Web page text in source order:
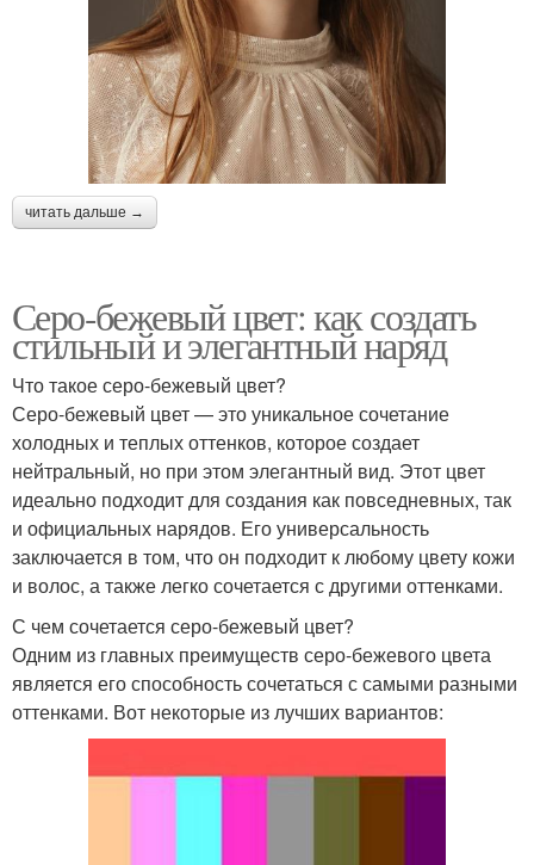
читать дальше →
Серо-бежевый цвет: как создать
стильный и элегантный наряд
Что такое серо-бежевый цвет?
Серо-бежевый цвет — это уникальное сочетание
холодных и теплых оттенков, которое создает
нейтральный, но при этом элегантный вид. Этот цвет
идеально подходит для создания как повседневных, так
и официальных нарядов. Его универсальность
заключается в том, что он подходит к любому цвету кожи
и волос, а также легко сочетается с другими оттенками.
С чем сочетается серо-бежевый цвет?
Одним из главных преимуществ серо-бежевого цвета
является его способность сочетаться с самыми разными
оттенками. Вот некоторые из лучших вариантов: